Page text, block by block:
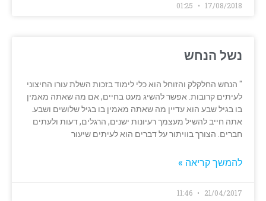
17/08/2018
נשל הנחש
" הנחש החלקלק והזוחל הוא כלי לימוד בזכות השלת עורו החיצוני
לעיתים קרובות. אפשר להשיג מעט בחיים, אם מה שאתה מאמין
בו בגיל שבע הוא עדיין מה שאתה מאמין בו בגיל שלושים ושבע.
אתה חייב להשיל מעצמך רעיונות ישנים, הרגלים, דעות ולעתים
חברים. הצורך בוויתור על דברים הוא לעיתים שיעור
להמשך קריאה »
21/04/2017